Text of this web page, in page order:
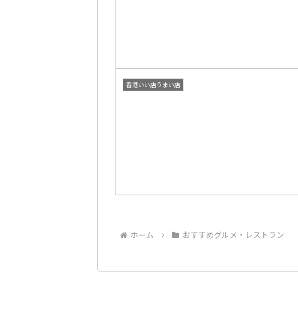
香港いい店うまい店
ホーム おすすめグルメ・レストラン